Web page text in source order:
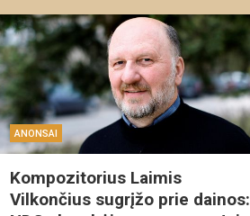
ANONSAI
Kompozitorius Laimis
Vilkončius sugrįžo prie dainos: